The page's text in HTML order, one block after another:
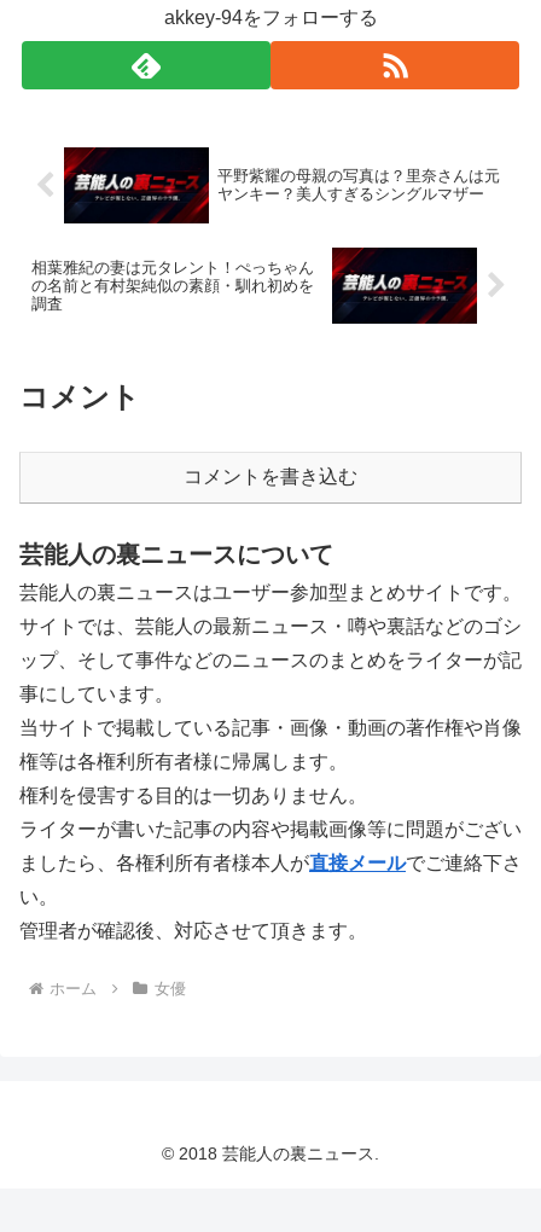
akkey-94をフォローする
平野紫耀の母親の写真は？里奈さんは元
ヤンキー？美人すぎるシングルマザー
相葉雅紀の妻は元タレント！ぺっちゃん
の名前と有村架純似の素顔・馴れ初めを
調査
コメント
コメントを書き込む
芸能人の裏ニュースについて
芸能人の裏ニュースはユーザー参加型まとめサイトです。
サイトでは、芸能人の最新ニュース・噂や裏話などのゴシ
ップ、そして事件などのニュースのまとめをライターが記
事にしています。
当サイトで掲載している記事・画像・動画の著作権や肖像
権等は各権利所有者様に帰属します。
権利を侵害する目的は一切ありません。
ライターが書いた記事の内容や掲載画像等に問題がござい
ましたら、各権利所有者様本人が直接メールでご連絡下さ
い。
管理者が確認後、対応させて頂きます。
ホーム 女優
© 2018 芸能人の裏ニュース.